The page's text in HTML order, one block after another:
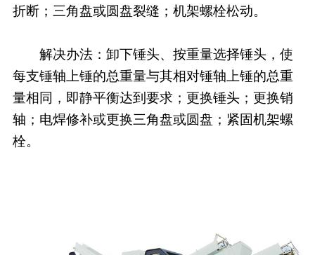
折断；三角盘或圆盘裂缝；机架螺栓松动。
解决办法：卸下锤头、按重量选择锤头，使
每支锤轴上锤的总重量与其相对锤轴上锤的总重
量相同，即静平衡达到要求；更换锤头；更换销
轴；电焊修补或更换三角盘或圆盘；紧固机架螺
栓。